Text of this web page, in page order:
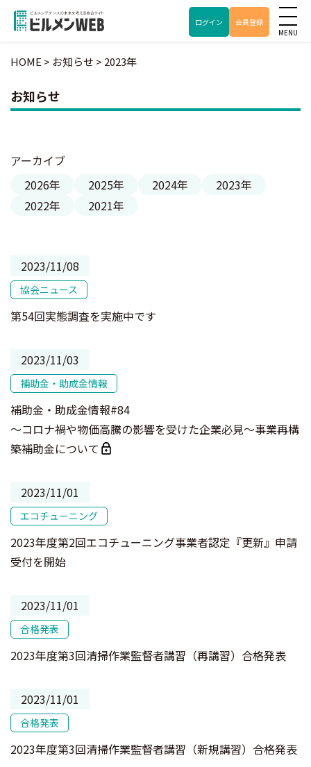
ログイン 会員登録
HOME > お知らせ > 2023年
お知らせ
アーカイブ
2026年
2025年 2024年
2023年
2022年
2021年
2023/11/08
協会ニュース
第54回実態調査を実施中です
2023/11/03
補助金・助成金情報
補助金・助成金情報#84
～コロナ禍や物価高騰の影響を受けた企業必見～事業再構
築補助金について
2023/11/01
エコチューニング
2023年度第2回エコチューニング事業者認定『更新』申請
受付を開始
2023/11/01
合格発表
2023年度第3回清掃作業監督者講習（再講習）合格発表
2023/11/01
合格発表
2023年度第3回清掃作業監督者講習（新規講習）合格発表